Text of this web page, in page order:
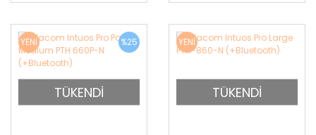
%25
YENİ
TÜKENDİ
YENİ
TÜKENDİ